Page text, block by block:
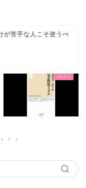
が苦手な人こそ使うべ